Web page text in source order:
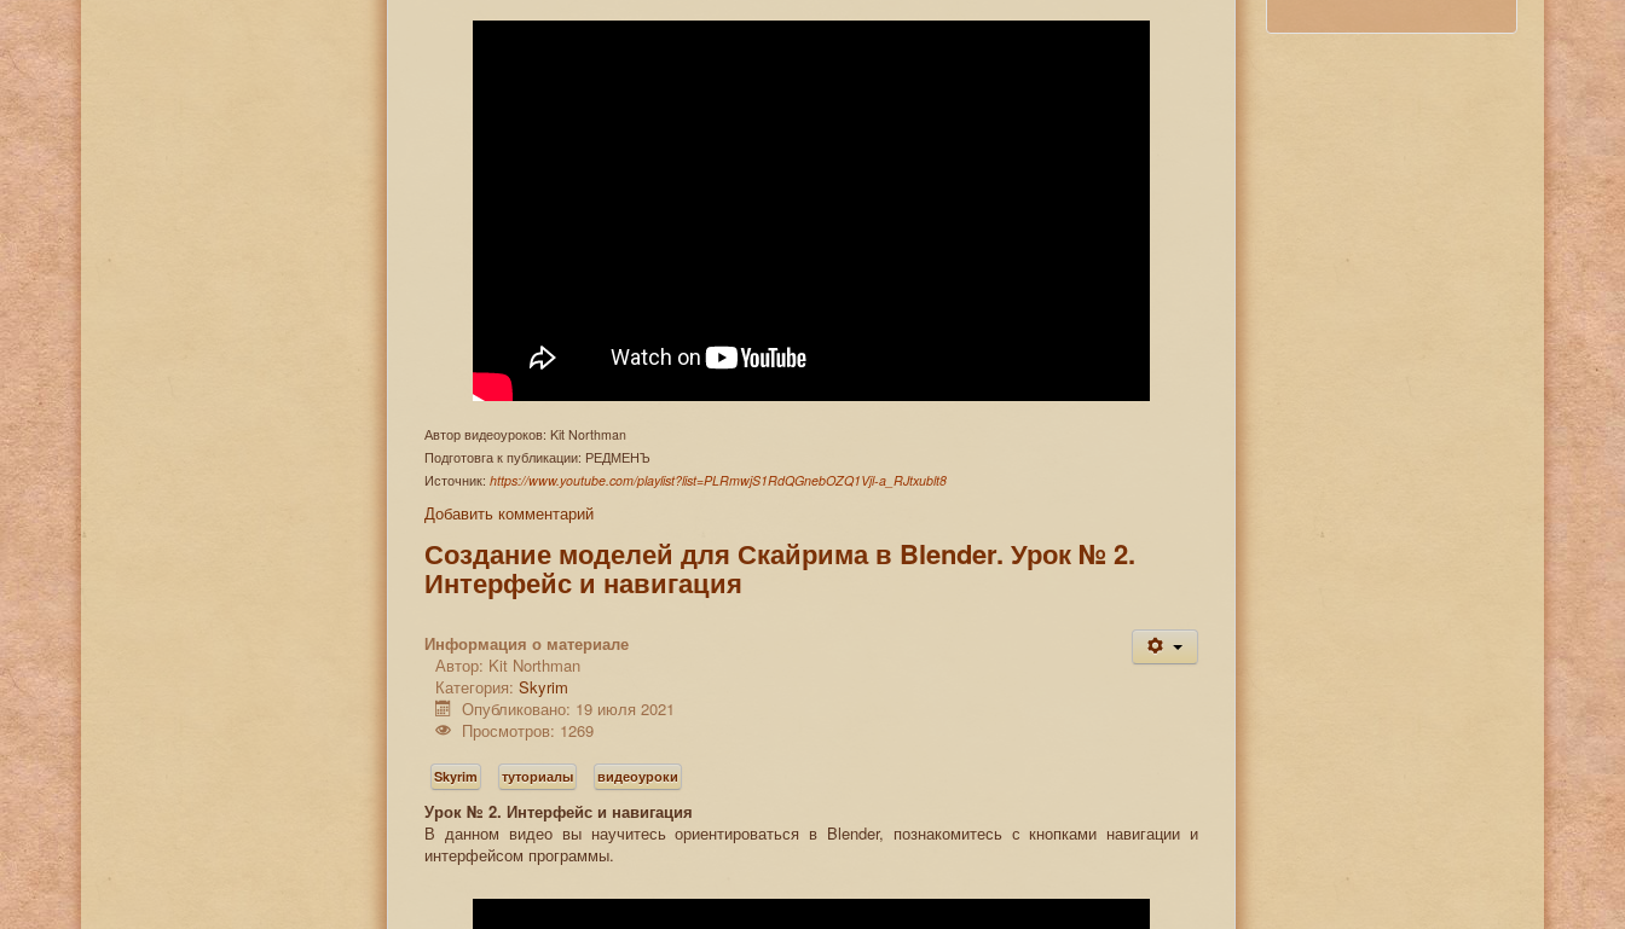
Автор видеоуроков: Kit Northman
Подготовга к публикации: РЕДМЕНЪ
Источник:https://www.youtube.com/playlist?list=PLRmwjS1RdQGnebOZQ1Vjl-a_RJtxublt8
Добавить комментарий
Создание моделей для Скайрима в Blender. Урок № 2.
Интерфейс и навигация
Информация о материале
Автор: Kit Northman
Категория:Skyrim
Опубликовано: 19 июля 2021
Просмотров: 1269
Skyrim туториалы видеоуроки
Урок № 2. Интерфейс и навигация
В данном видео вы научитесь ориентироваться в Blender, познакомитесь с кнопками навигации и
интерфейсом программы.